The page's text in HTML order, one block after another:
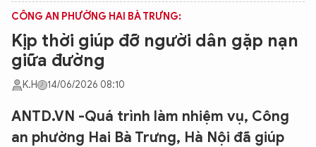
CÔNG AN PHƯỜNG HAI BÀ TRƯNG:
Kịp thời giúp đỡ người dân gặp nạn
giữa đường
K.H 14/06/2026 08:10
ANTD.VN -Quá trình làm nhiệm vụ, Công
an phường Hai Bà Trưng, Hà Nội đã giúp